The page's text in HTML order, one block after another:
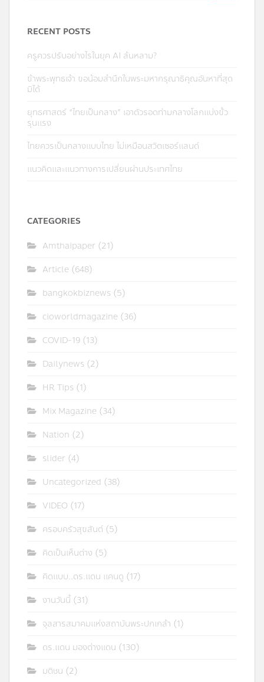
RECENT POSTS
ครูควรปรับอย่างไรในยุค AI ล้นหลาม?
ข้าพระพุทธเจ้า ขอน้อมสำนึกในพระมหากรุณาธิคุณอันหาที่สุด
มิได้
ยุทธศาสตร์ “ไทยเป็นกลาง” เอาตัวรอดท่ามกลางโลกแบ่งขั้ว
รุนแรง
ไทยควรเป็นกลางแบบไทย ไม่เหมือนสวิตเซอร์แลนด์
แนวคิดและแนวทางการเปลี่ยนผ่านประเทศไทย
CATEGORIES
Amthaipaper (21)
Article (648)
bangkokbiznews (5)
cioworldmagazine (36)
COVID-19 (13)
Dailynews (2)
HR Tips (1)
Mix Magazine (34)
Nation (2)
slider (4)
Uncategorized (38)
VIDEO (17)
ครอบครัวสุขสันต์ (5)
คิดเป็นเห็นต่าง (5)
คิดแบบ..ดร.แดน แคนดู (17)
งานวันนี้ (31)
จุลสารสมาคมแห่งสถาบันพระปกเกล้า (1)
ดร.แดน มองต่างแดน (130)
มติชน (2)